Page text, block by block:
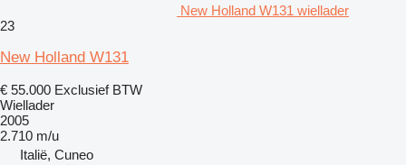
New Holland W131 wiellader
23
New Holland W131
€ 55.000 Exclusief BTW
Wiellader
2005
2.710 m/u
Italië, Cuneo